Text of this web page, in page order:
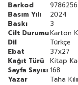
Barkod
Basım Yılı
2024
Baskı
3
Cilt DurumuKarton
Dil
Türkçe
Ebat
37x27
Kağıt Türü
Kitap
Sayfa Sayısı 168
Yazar
Taha